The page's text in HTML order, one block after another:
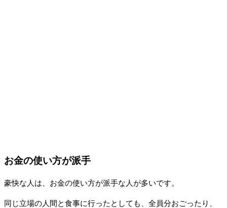
お金の使い方が派手
豪快な人は、お金の使い方が派手な人が多いです。
同じ立場の人間と食事に行ったとしても、全員分おごったり、